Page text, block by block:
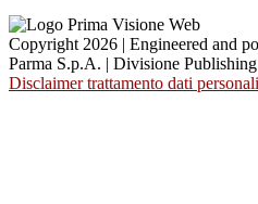
Copyright 2026 | Engineered and
Parma S.p.A. | Divisione
Disclaimer trattamento dati personali